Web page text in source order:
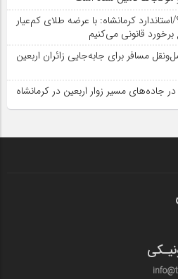
عیار یا اعتماد ۱۸ عیار؟/استاندارد کرمانشاه: با عرضه طلای کم‌عیار
قانونی می‌کنیم
مسافر برای جابه‌جایی زائران اربعین